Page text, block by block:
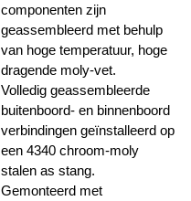
componenten zijn
geassembleerd met behulp
van hoge temperatuur, hoge
dragende moly-vet.
Volledig geassembleerde
buitenboord- en binnenboord
verbindingen geïnstalleerd op
een 4340 chroom-moly
stalen as stang.
Gemonteerd met